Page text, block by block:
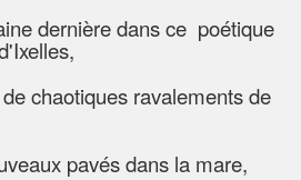
dernière dans ce poétique
chaotiques ravalements de
pavés dans la mare,